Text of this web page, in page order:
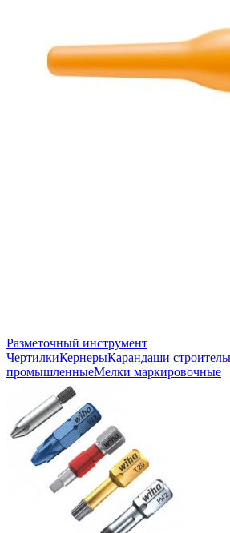
Разметочный инструмент
ЧертилкиКернерыКарандаши
промышленныеМелки маркировочные